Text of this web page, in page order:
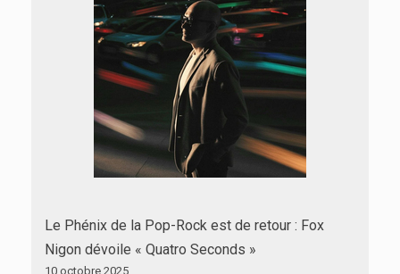
Le Phénix de la Pop-Rock est de retour : Fox
Nigon dévoile « Quatro Seconds »
10 octobre 2025